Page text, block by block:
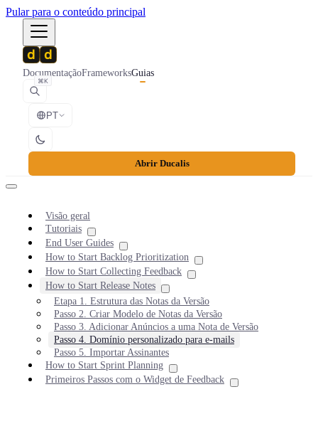
Pular para o conteúdo principal
DocumentaçãoFrameworksGuias
⌘K
PT
Abrir Ducalis
Visão geral
Tutoriais
End User Guides
How to Start Backlog Prioritization
How to Start Collecting Feedback
How to Start Release Notes
Etapa 1. Estrutura das Notas da Versão
Passo 2. Criar Modelo de Notas da Versão
Passo 3. Adicionar Anúncios a uma Nota de Versão
Passo 4. Domínio personalizado para e-mails
Passo 5. Importar Assinantes
How to Start Sprint Planning
Primeiros Passos com o Widget de Feedback